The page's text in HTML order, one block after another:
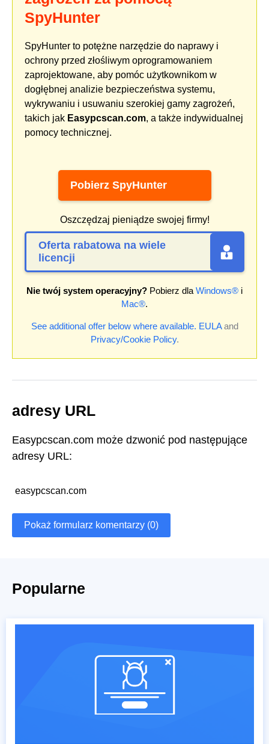
SpyHunter
SpyHunter to potężne narzędzie do naprawy i
ochrony przed złośliwym oprogramowaniem
zaprojektowane, aby pomóc użytkownikom w
dogłębnej analizie bezpieczeństwa systemu,
wykrywaniu i usuwaniu szerokiej gamy zagrożeń,
takich jak Easypcscan.com, a także indywidualnej
pomocy technicznej.
Pobierz SpyHunter
Oszczędzaj pieniądze swojej firmy!
Oferta rabatowa na wiele
licencji
Nie twój system operacyjny? Pobierz dla Windows® i
Mac®.
See additional offer below where available. EULAand
Privacy/Cookie Policy.
adresy URL
Easypcscan.com może dzwonić pod następujące
adresy URL:
easypcscan.com
Pokaż formularz komentarzy (0)
Popularne